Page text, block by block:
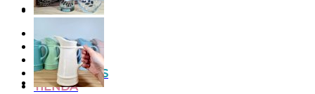
Inicio
Nosotros
Contacto
MAYORISTAS
TIENDA